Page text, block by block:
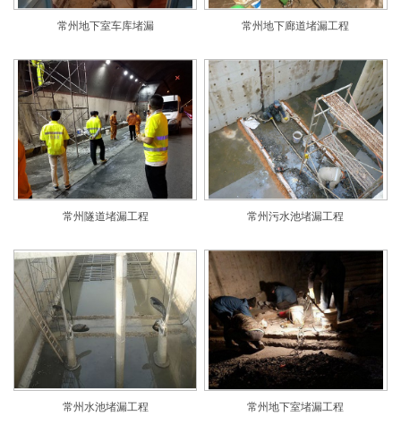
常州地下室车库堵漏 常州地下廊道堵漏工程
常州隧道堵漏工程 常州污水池堵漏工程
常州水池堵漏工程 常州地下室堵漏工程